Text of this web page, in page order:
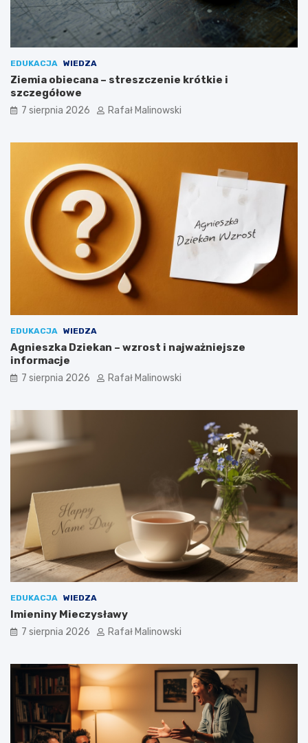
EDUKACJA WIEDZA
Ziemia obiecana – streszczenie krótkie i
szczegółowe
7 sierpnia 2026 Rafał Malinowski
EDUKACJA WIEDZA
Agnieszka Dziekan – wzrost i najważniejsze
informacje
7 sierpnia 2026 Rafał Malinowski
EDUKACJA WIEDZA
Imieniny Mieczysławy
7 sierpnia 2026 Rafał Malinowski